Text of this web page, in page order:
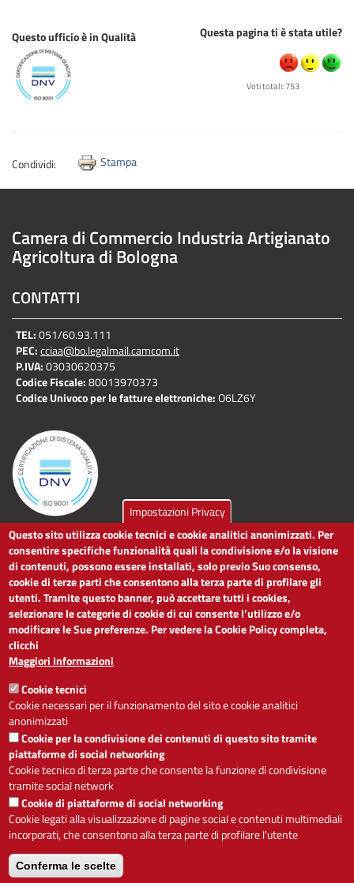
Questa pagina ti è stata utile?
Voti totali: 753
Questo ufficio è in Qualità
Condividi: Stampa
Camera di Commercio Industria Artigianato
Agricoltura di Bologna
CONTATTI
TEL:051/60.93.111
PEC:cciaa@bo.legalmail.camcom.it
P.IVA:03030620375
Codice Fiscale:80013970373
Codice Univoco per le fatture elettroniche:O6LZ6Y
LINK UTILI
Dichiarazione di accessibilità
Obiettivi di accessibilità
Segnalaci problemi di accessibilità
Note legali
Privacy
Accesso riservato
ACCESSIBILITÀ
- A +
Alto contrasto
Servizio realizzato da
Impostazioni Privacy
Questo sito utilizza cookie tecnici e cookie analitici anonimizzati. Per
consentire specifiche funzionalità quali la condivisione e/o la visione
di contenuti, possono essere installati, solo previo Suo consenso,
cookie di terze parti che consentono alla terza parte di profilare gli
utenti. Tramite questo banner, può accettare tutti i cookies,
selezionare le categorie di cookie di cui consente l’utilizzo e/o
modificare le Sue preferenze. Per vedere la Cookie Policy completa,
clicchi
Maggiori Informazioni
Cookie tecnici
Cookie necessari per il funzionamento del sito e cookie analitici
anonimizzati
Cookie per la condivisione dei contenuti di questo sito tramite
piattaforme di social networking
Cookie tecnico di terza parte che consente la funzione di condivisione
tramite social network
Cookie di piattaforme di social networking
Cookie legati alla visualizzazione di pagine social e contenuti multimediali
incorporati, che consentono alla terza parte di profilare l'utente
Conferma le scelte